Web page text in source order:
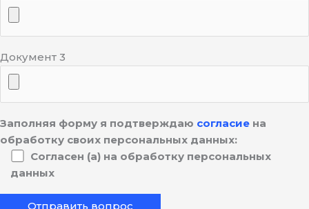
Документ 3
Заполняя форму я подтверждаю согласие на
обработку своих персональных данных:
Согласен (а) на обработку персональных
данных